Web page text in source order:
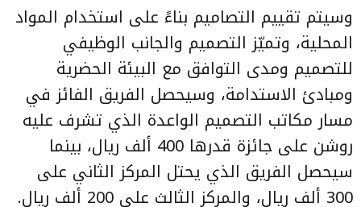
وسيتم تقييم التصاميم بناءً على استخدام المواد
المحلية، وتميّز التصميم والجانب الوظيفي
للتصميم ومدى التوافق مع البيئة الحضرية
ومبادئ الاستدامة، وسيحصل الفريق الفائز في
مسار مكاتب التصميم الواعدة الذي تشرف عليه
روشن على جائزة قدرها 400 ألف ريال، بينما
سيحصل الفريق الذي يحتل المركز الثاني على
300 ألف ريال، والمركز الثالث على 200 ألف ريال.